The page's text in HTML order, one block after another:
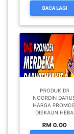
BACA LAGI
PRODUK DR
NOORDIN
HARGA
DISKAUN HEBA
RM 0.00